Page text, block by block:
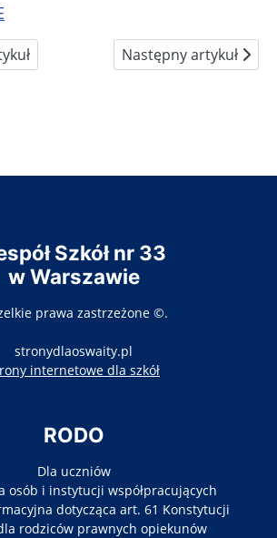
Matura 2023 Następny artykuł:
Następny artykuł
Szkół nr 33
w Warszawie
prawa zastrzeżone ©.
stronydlaoswaity.pl
internetowe dla szkółotwiera się w
RODO
Dla uczniów
osób i instytucji współpracujących
dotycząca art. 61 Konstytucji
rodziców prawnych opiekunów